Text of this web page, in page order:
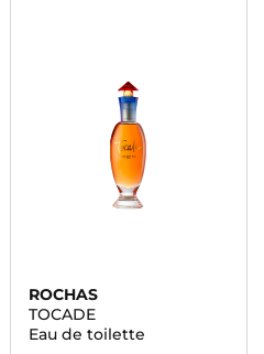
ROCHAS
TOCADE
Eau de toilette